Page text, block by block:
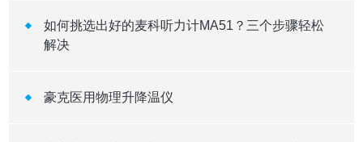
如何挑选出好的麦科听力计MA51？三个步骤轻松
解决
豪克医用物理升降温仪